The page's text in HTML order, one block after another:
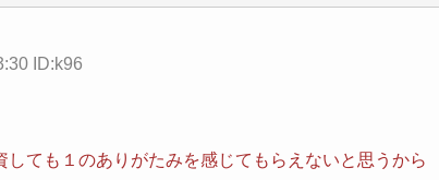
ID:k96
ても１のありがたみを感じてもらえないと思うから